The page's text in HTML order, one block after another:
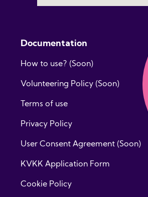
Documentation
How to use? (Soon)
Volunteering Policy (Soon)
Terms of use
Privacy Policy
User Consent Agreement (Soon)
KVKK Application Form
Cookie Policy